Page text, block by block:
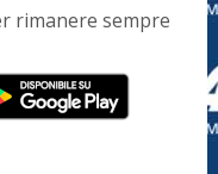
rimanere sempre